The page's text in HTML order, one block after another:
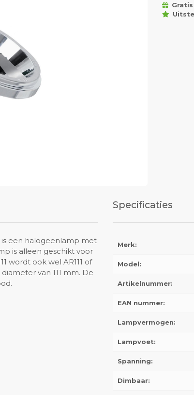
Gratis
is een halogeenlamp met
is alleen geschikt voor
wordt ook wel AR111 of
van 111 mm. De
Specificaties
Merk:
Model:
Artikelnummer:
EAN nummer:
Lampvermogen:
Lampvoet:
Spanning:
Dimbaar: